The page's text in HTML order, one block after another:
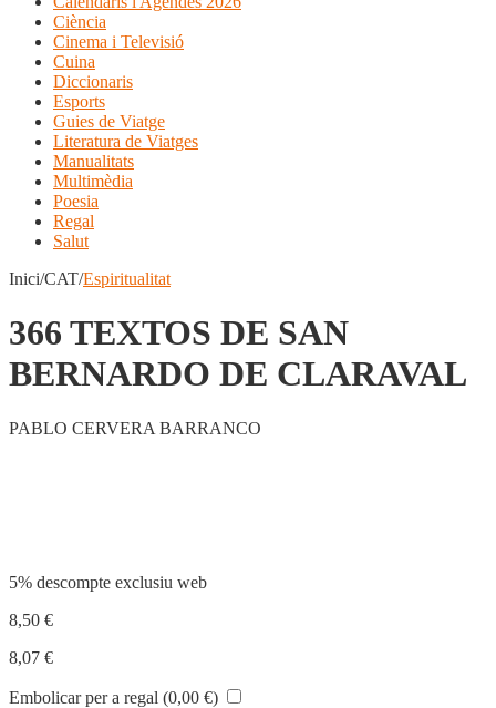
Ciència
Cinema i Televisió
Cuina
Diccionaris
Esports
Guies de Viatge
Literatura de Viatges
Manualitats
Multimèdia
Poesia
Regal
Salut
Inici/CAT/Espiritualitat
366 TEXTOS DE SAN
BERNARDO DE CLARAVAL
PABLO CERVERA BARRANCO
5% descompte exclusiu web
8,50 €
8,07 €
Embolicar per a regal (0,00 €)